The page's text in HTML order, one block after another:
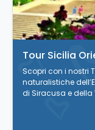
Tour Sicilia
Scopri con i nostri
naturalistiche
di Siracusa e della